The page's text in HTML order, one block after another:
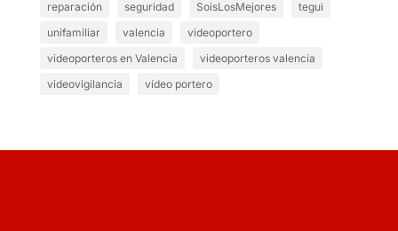
reparación
seguridad SoisLosMejores
tegui
unifamiliar
valencia
videoportero
videoporteros en Valencia
videoporteros valencia
videovigilancia
vídeo portero